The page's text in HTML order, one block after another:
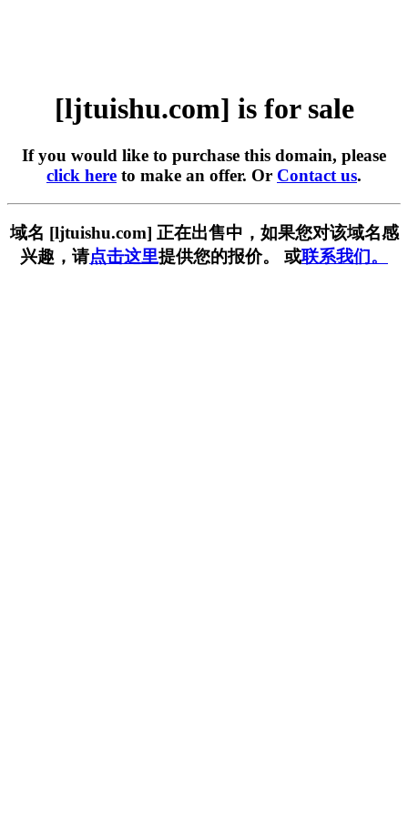
[ljtuishu.com] is for sale
If you would like to purchase this domain, please
click here to make an offer. Or Contact us.
域名 [ljtuishu.com] 正在出售中，如果您对该域名感
兴趣，请点击这里提供您的报价。 或联系我们。